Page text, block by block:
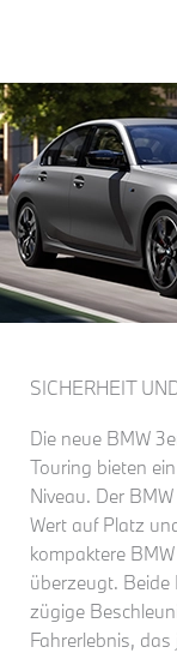
SICHERHEIT
Die neue BMW
Touring bieten
Niveau. Der
Wert auf Platz
kompaktere
überzeugt. Beide
zügige
Fahrerlebnis,